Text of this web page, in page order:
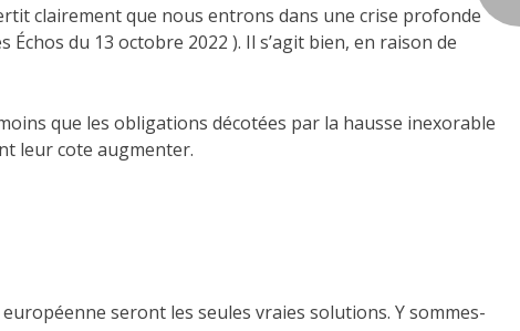
clairement que nous entrons dans une crise profonde
du 13 octobre 2022 ). Il s’agit bien, en raison de
que les obligations décotées par la hausse inexorable
leur cote augmenter.
seront les seules vraies solutions. Y sommes-